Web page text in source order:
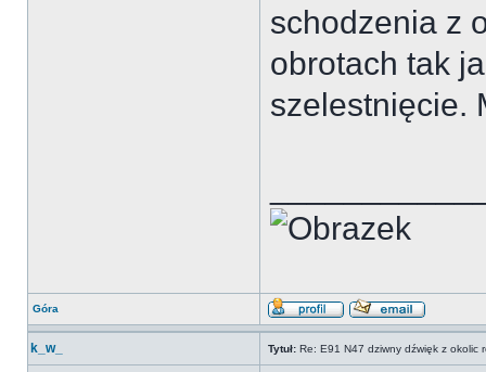
schodzenia z
obrotach tak
szelestnięcie.
Góra
k_w_ Tytuł: Re: E91 N47 dziwny dźwięk z okolic